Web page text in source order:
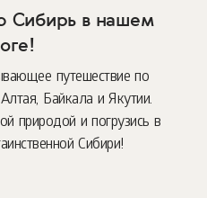
Сибирь в нашем
путешествие по
Байкала и Якутии.
природой и погрузись в
Сибири!